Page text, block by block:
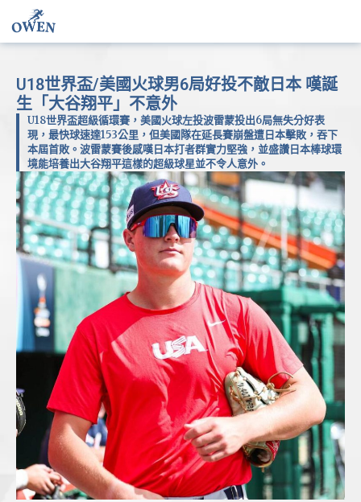
U18世界盃/美國火球男6局好投不敵日本 嘆誕
生「大谷翔平」不意外
U18世界盃超級循環賽，美國火球左投波雷蒙投出6局無失分好表
現，最快球速達153公里，但美國隊在延長賽崩盤遭日本擊敗，吞下
本屆首敗。波雷蒙賽後感嘆日本打者群實力堅強，並盛讚日本棒球環
境能培養出大谷翔平這樣的超級球星並不令人意外。